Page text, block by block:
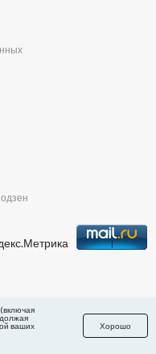
ваших
Хорошо